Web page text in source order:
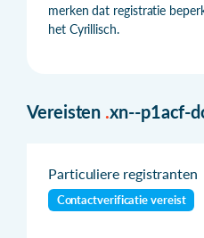
merken dat registratie
het Cyrillisch.
Vereisten .xn--p1acf-
Particuliere registranten
Contactverificatie vereist